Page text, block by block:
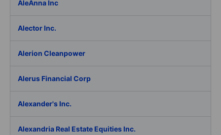
AleAnna Inc
Alector Inc.
Alerion Cleanpower
Alerus Financial Corp
Alexander's Inc.
Alexandria Real Estate Equities Inc.